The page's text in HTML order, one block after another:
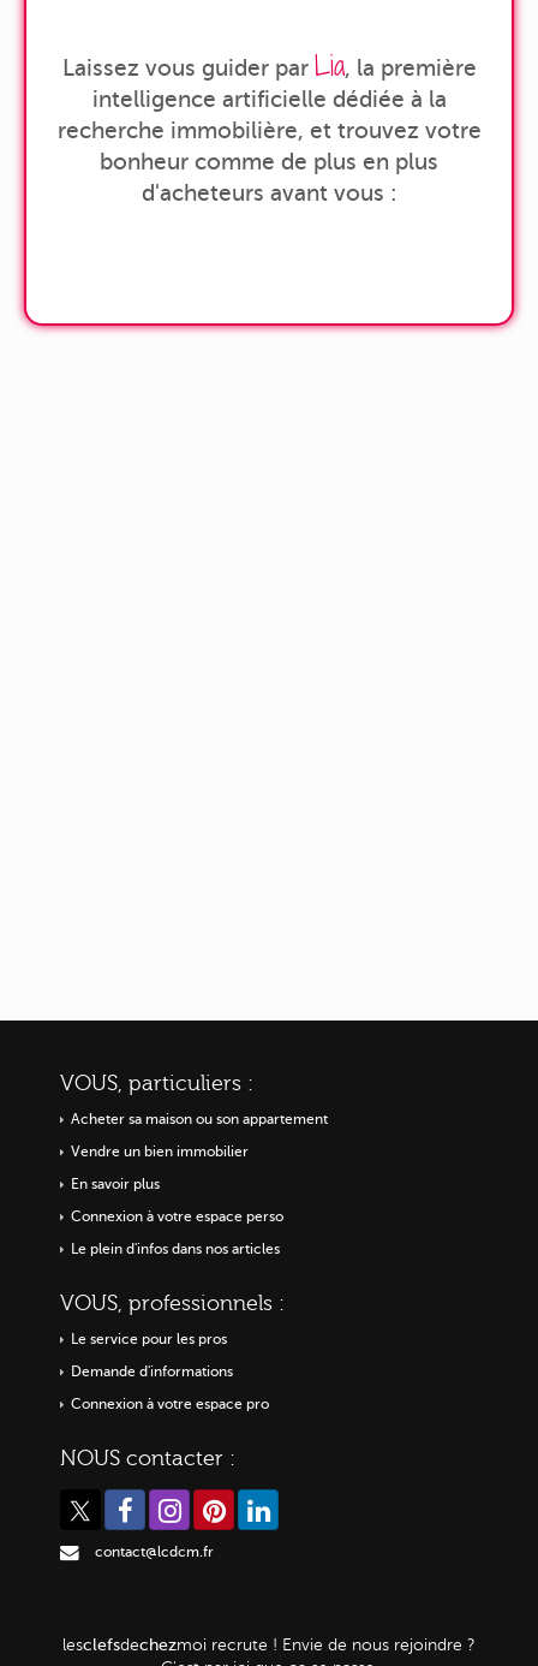
Laissez vous guider par Lia, la première
intelligence artificielle dédiée à la
recherche immobilière, et trouvez votre
bonheur comme de plus en plus
d'acheteurs avant vous :
VOUS, particuliers :
Acheter sa maison ou son appartement
Vendre un bien immobilier
En savoir plus
Connexion à votre espace perso
Le plein d'infos dans nos articles
VOUS, professionnels :
Le service pour les pros
Demande d'informations
Connexion à votre espace pro
NOUS contacter :
contact@lcdcm.fr
lesclefsdechezmoi recrute ! Envie de nous rejoindre ?